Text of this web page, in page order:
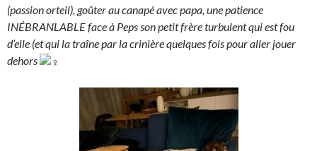
(passion orteil), goûter au canapé avec papa, une patience
INÉBRANLABLE face à Peps son petit frère turbulent qui est fou
d’elle (et qui la traîne par la crinière quelques fois pour aller jouer
dehors